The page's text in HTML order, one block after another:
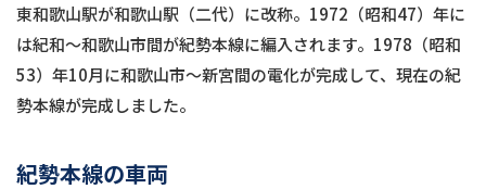
東和歌山駅が和歌山駅（二代）に改称。1972（昭和47）年に
は紀和〜和歌山市間が紀勢本線に編入されます。1978（昭和
53）年10月に和歌山市〜新宮間の電化が完成して、現在の紀
勢本線が完成しました。
紀勢本線の車両